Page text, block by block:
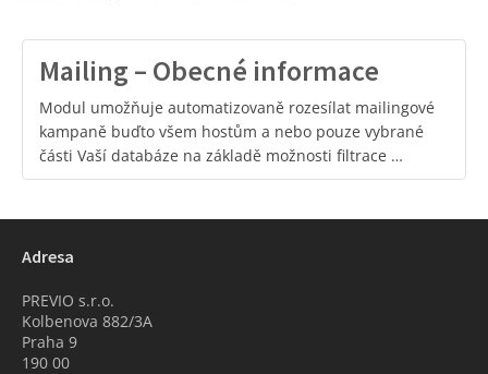
Mailing – Obecné informace
Modul umožňuje automatizovaně rozesílat mailingové
kampaně buďto všem hostům a nebo pouze vybrané
části Vaší databáze na základě možnosti filtrace …
Adresa
PREVIO s.r.o.
Kolbenova 882/3A
Praha 9
190 00